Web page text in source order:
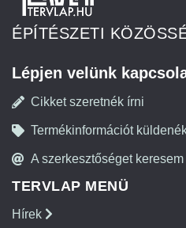
ÉPÍTÉSZETI
Lépjen velünk
Cikket szeretnék írni
Termékinformációt
A szerkesztőséget keresem
TERVLAP MENÜ
Hírek